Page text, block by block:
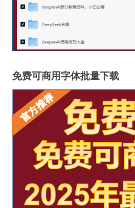
免费可商用字体批量下载